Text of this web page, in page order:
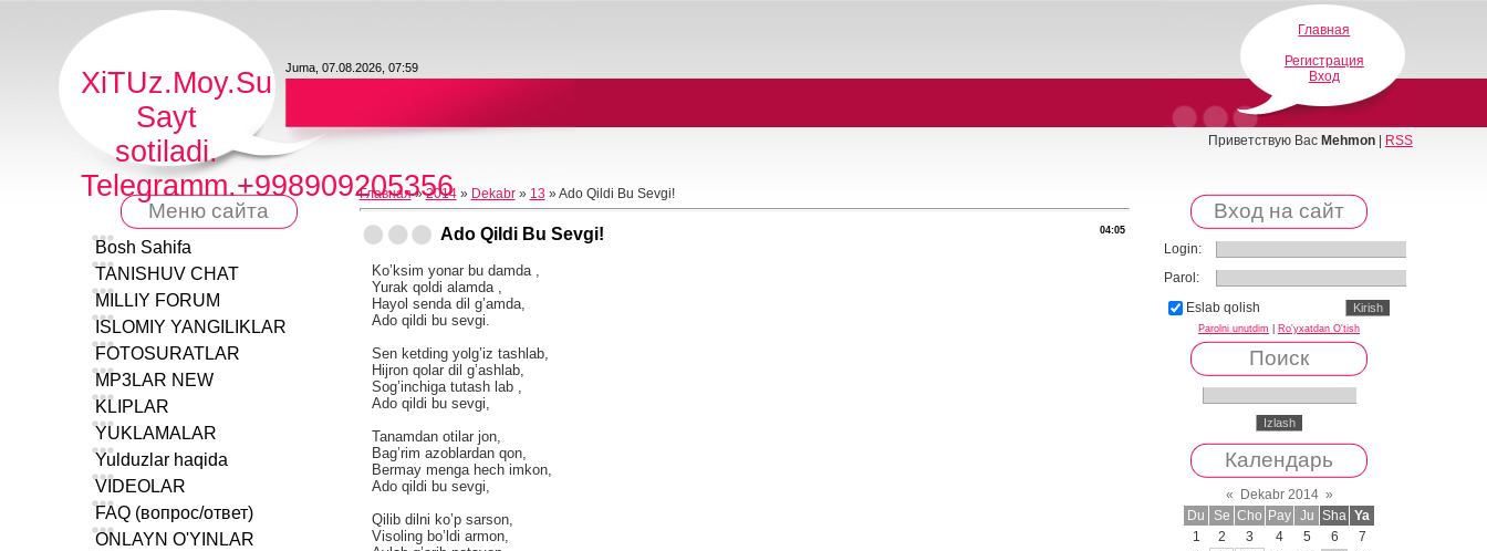
XiTUz.Moy.Su
Sayt
sotiladi.
Telegramm.+998909205356
Juma, 07.08.2026, 07:59
Главная
Регистрация
Вход
Приветствую Вас Mehmon| RSS
Меню сайта
Bosh Sahifa
TANISHUV CHAT
MILLIY FORUM
ISLOMIY YANGILIKLAR
FOTOSURATLAR
MP3LAR NEW
KLIPLAR
YUKLAMALAR
Yulduzlar haqida
VIDEOLAR
FAQ (вопрос/ответ)
ОNLAYN O'YINLAR
Главная»2014 » Dekabr » 13 » Ado Qildi Bu Sevgi!
04:05
Ado Qildi Bu Sevgi!
Ko’ksim yonar bu damda ,
Yurak qoldi alamda ,
Hayol senda dil g’amda,
Ado qildi bu sevgi.
Sen ketding yolg’iz tashlab,
Hijron qolar dil g’ashlab,
Sog’inchiga tutash lab ,
Ado qildi bu sevgi,
Tanamdan otilar jon,
Bag’rim azoblardan qon,
Bermay menga hech imkon,
Ado qildi bu sevgi,
Qilib dilni ko’p sarson,
Visoling bo’ldi armon,
Вход на сайт
Login:
Parol:
Eslab qolish
Parolni unutdim Ro'yxatdan O'tish
Поиск
Календарь
« Dekabr 2014 »
Du
Se Cho Pay Ju Sha Ya
1
2 3 4 5 6
7